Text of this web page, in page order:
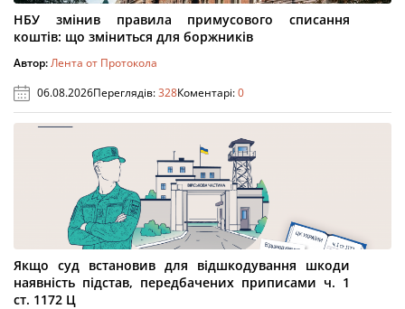
НБУ змінив правила примусового списання
коштів: що зміниться для боржників
Автор:Лента от Протокола
06.08.2026Переглядів:328Коментарі:0
Якщо суд встановив для відшкодування шкоди
наявність підстав, передбачених приписами ч. 1
ст. 1172 Ц